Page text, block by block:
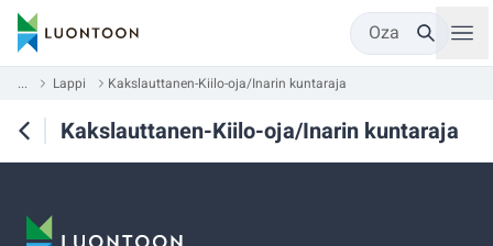
Oza
... Lappi Kakslauttanen-Kiilo-oja/Inarin kuntaraja
Kakslauttanen-Kiilo-oja/Inarin kuntaraja